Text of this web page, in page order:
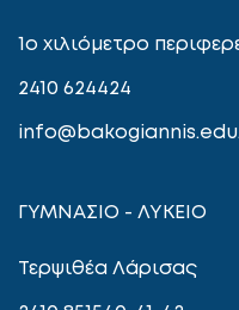
1ο χιλιόμετρο
2410 624424
ΓΥΜΝΑΣΙΟ - ΛΥΚΕΙΟ
Τερψιθέα Λάρισας